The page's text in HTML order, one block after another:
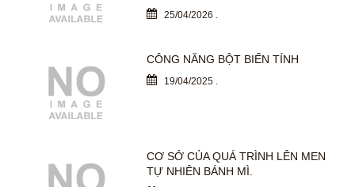
25/04/2026 .
CÔNG NĂNG BỘT BIẾN TÍNH
19/04/2025 .
CƠ SỞ CỦA QUÁ TRÌNH LÊN MEN
TỰ NHIÊN BÁNH MÌ.